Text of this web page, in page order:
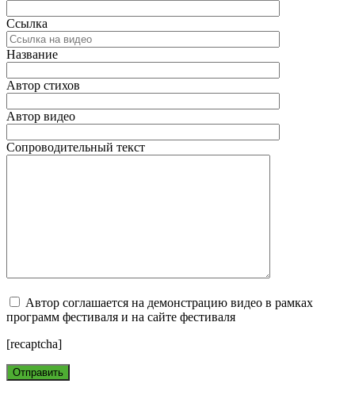
Ссылка
Название
Автор стихов
Автор видео
Сопроводительный текст
Автор соглашается на демонстрацию видео в рамках
программ фестиваля и на сайте фестиваля
[recaptcha]